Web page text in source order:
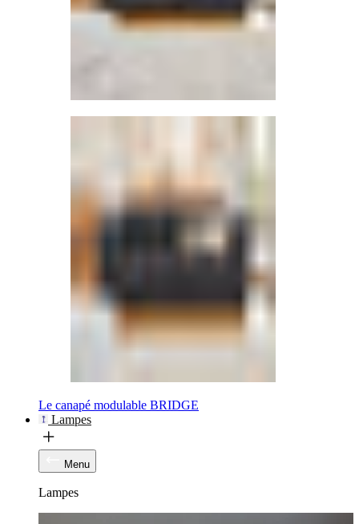
Le canapé modulable BRIDGE
Lampes
Menu
Lampes